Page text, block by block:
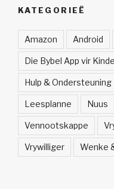
KATEGORIEË
Amazon Android
Die Bybel App vir
Hulp & Ondersteuning
Leesplanne Nuus
Vennootskappe
Vrywilliger Wenke